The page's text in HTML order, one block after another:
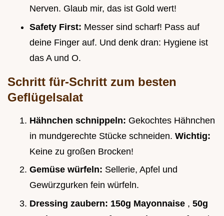
Nerven. Glaub mir, das ist Gold wert!
Safety First: Messer sind scharf! Pass auf
deine Finger auf. Und denk dran: Hygiene ist
das A und O.
Schritt für-Schritt zum besten
Geflügelsalat
Hähnchen schnippeln: Gekochtes Hähnchen
in mundgerechte Stücke schneiden. Wichtig:
Keine zu großen Brocken!
Gemüse würfeln: Sellerie, Apfel und
Gewürzgurken fein würfeln.
Dressing zaubern: 150g Mayonnaise , 50g